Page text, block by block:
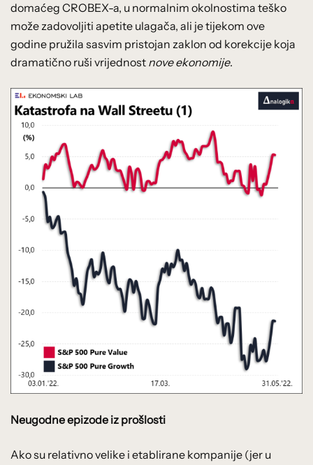
domaćeg CROBEX-a, u normalnim okolnostima teško
može zadovoljiti apetite ulagača, ali je tijekom ove
godine pružila sasvim pristojan zaklon od korekcije koja
dramatično ruši vrijednost nove ekonomije.
Neugodne epizode iz prošlosti
Ako su relativno velike i etablirane kompanije (jer u